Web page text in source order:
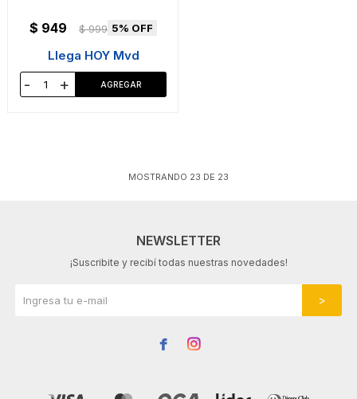
$ 949 $ 999 5
Llega HOY Mvd
- +
MOSTRANDO 23 DE 23
NEWSLETTER
¡Suscribite y recibí todas nuestras novedades!
 